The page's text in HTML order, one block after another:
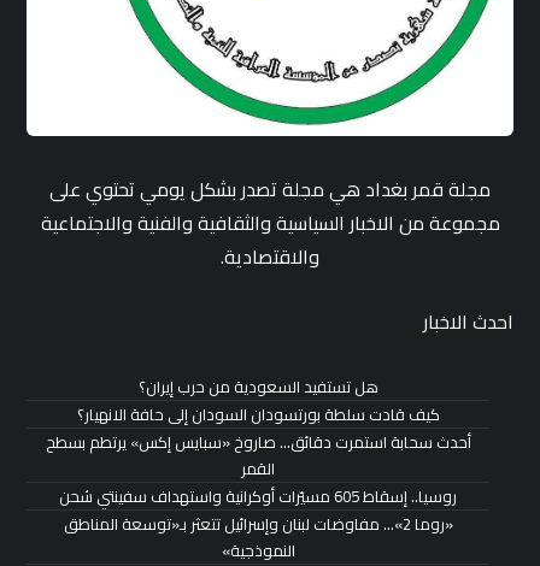
مجلة قمر بغداد هي مجلة تصدر بشكل يومي تحتوي على
مجموعة من الاخبار السياسية والثقافية والفنية والاجتماعية
والاقتصادية.
احدث الاخبار
هل تستفيد السعودية من حرب إيران؟
كيف قادت سلطة بورتسودان السودان إلى حافة الانهيار؟
أحدث سحابة استمرت دقائق… صاروخ «سبايس إكس» يرتطم بسطح
القمر
روسيا.. إسقاط 605 مسيّرات أوكرانية واستهداف سفينتي شحن
«روما 2»… مفاوضات لبنان وإسرائيل تتعثر بـ«توسعة المناطق
النموذجية»